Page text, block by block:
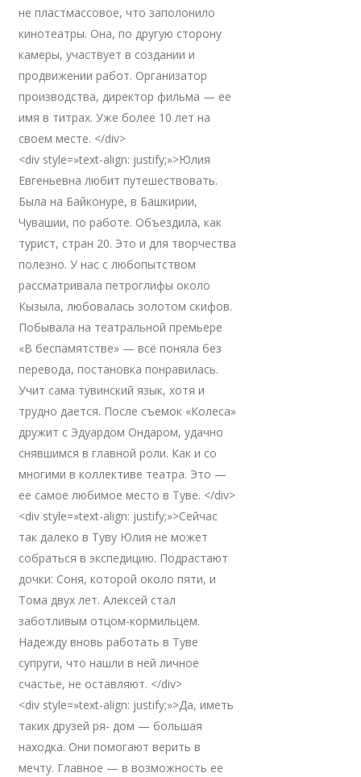
не пластмассовое, что заполонило
кинотеатры. Она, по другую сторону
камеры, участвует в создании и
продвижении работ. Организатор
производства, директор фильма — ее
имя в титрах. Уже более 10 лет на
своем месте. </div>
<div style=»text-align: justify;»>Юлия
Евгеньевна любит путешествовать.
Была на Байконуре, в Башкирии,
Чувашии, по работе. Объездила, как
турист, стран 20. Это и для творчества
полезно. У нас с любопытством
рассматривала петроглифы около
Кызыла, любовалась золотом скифов.
Побывала на театральной премьере
«В беспамятстве» — всё поняла без
перевода, постановка понравилась.
Учит сама тувинский язык, хотя и
трудно дается. После съемок «Колеса»
дружит с Эдуардом Ондаром, удачно
снявшимся в главной роли. Как и со
многими в коллективе театра. Это —
ее самое любимое место в Туве. </div>
<div style=»text-align: justify;»>Сейчас
так далеко в Туву Юлия не может
собраться в экспедицию. Подрастают
дочки: Соня, которой около пяти, и
Тома двух лет. Алексей стал
заботливым отцом-кормильцем.
Надежду вновь работать в Туве
супруги, что нашли в ней личное
счастье, не оставляют. </div>
<div style=»text-align: justify;»>Да, иметь
таких друзей ря- дом — большая
находка. Они помогают верить в
мечту. Главное — в возможность ее